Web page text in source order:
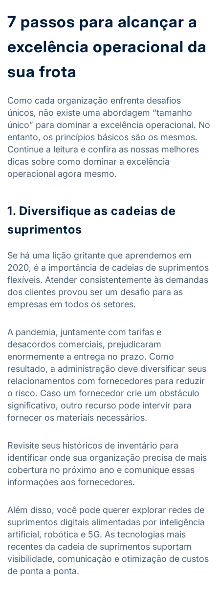
7 passos para alcançar a
excelência operacional da
sua frota
Como cada organização enfrenta desafios
únicos, não existe uma abordagem “tamanho
único” para dominar a excelência operacional. No
entanto, os princípios básicos são os mesmos.
Continue a leitura e confira as nossas melhores
dicas sobre como dominar a excelência
operacional agora mesmo.
1. Diversifique as cadeias de
suprimentos
Se há uma lição gritante que aprendemos em
2020, é a importância de cadeias de suprimentos
flexíveis. Atender consistentemente às demandas
dos clientes provou ser um desafio para as
empresas em todos os setores.
A pandemia, juntamente com tarifas e
desacordos comerciais, prejudicaram
enormemente a entrega no prazo. Como
resultado, a administração deve diversificar seus
relacionamentos com fornecedores para reduzir
o risco. Caso um fornecedor crie um obstáculo
significativo, outro recurso pode intervir para
fornecer os materiais necessários.
Revisite seus históricos de inventário para
identificar onde sua organização precisa de mais
cobertura no próximo ano e comunique essas
informações aos fornecedores.
Além disso, você pode querer explorar redes de
suprimentos digitais alimentadas por inteligência
artificial, robótica e 5G. As tecnologias mais
recentes da cadeia de suprimentos suportam
visibilidade, comunicação e otimização de custos
de ponta a ponta.